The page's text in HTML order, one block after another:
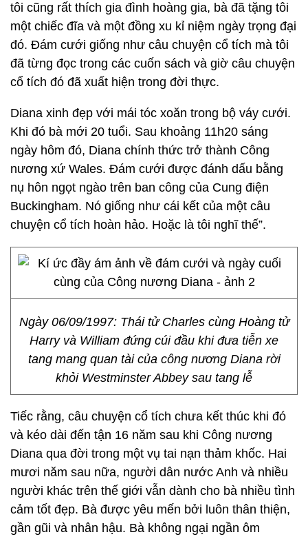
tôi cũng rất thích gia đình hoàng gia, bà đã tặng tôi
một chiếc đĩa và một đồng xu kỉ niệm ngày trọng đại
đó. Đám cưới giống như câu chuyện cổ tích mà tôi
đã từng đọc trong các cuốn sách và giờ câu chuyện
cổ tích đó đã xuất hiện trong đời thực.
Diana xinh đẹp với mái tóc xoăn trong bộ váy cưới.
Khi đó bà mới 20 tuổi. Sau khoảng 11h20 sáng
ngày hôm đó, Diana chính thức trở thành Công
nương xứ Wales. Đám cưới được đánh dấu bằng
nụ hôn ngọt ngào trên ban công của Cung điện
Buckingham. Nó giống như cái kết của một câu
chuyện cổ tích hoàn hảo. Hoặc là tôi nghĩ thế”.
Ngày 06/09/1997: Thái tử Charles cùng Hoàng tử
Harry và William đứng cúi đầu khi đưa tiễn xe
tang mang quan tài của công nương Diana rời
khỏi Westminster Abbey sau tang lễ
Tiếc rằng, câu chuyện cổ tích chưa kết thúc khi đó
và kéo dài đến tận 16 năm sau khi Công nương
Diana qua đời trong một vụ tai nạn thảm khốc. Hai
mươi năm sau nữa, người dân nước Anh và nhiều
người khác trên thế giới vẫn dành cho bà nhiều tình
cảm tốt đẹp. Bà được yêu mến bởi luôn thân thiện,
gần gũi và nhân hậu. Bà không ngại ngần ôm